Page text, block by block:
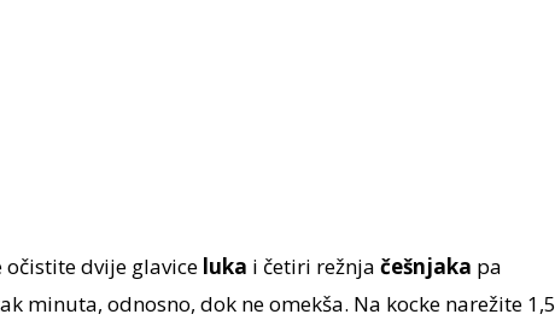
dvije glavice luka i četiri režnja češnjaka pa
minuta, odnosno, dok ne omekša. Na kocke narežite 1,5